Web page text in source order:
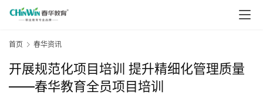
首页 春华资讯
开展规范化项目培训 提升精细化管理质量
——春华教育全员项目培训